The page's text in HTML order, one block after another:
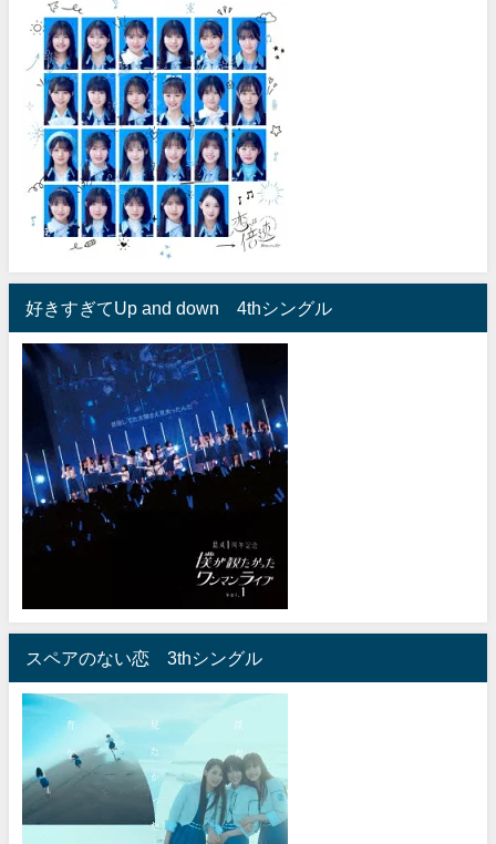
好きすぎてUp and down 4thシングル
スペアのない恋 3thシングル